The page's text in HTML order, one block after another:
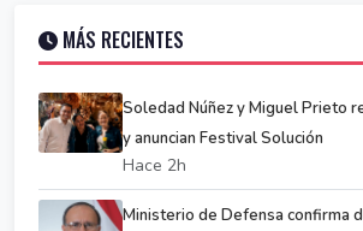
MÁS RECIENTES
Soledad Núñez y Miguel Prieto
y anuncian Festival Solución
Hace 2h
Ministerio de Defensa confirma